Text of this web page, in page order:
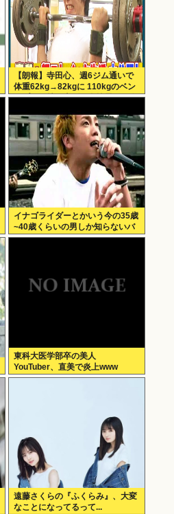
【朗報】寺田心、週6ジム通いで
体重62kg→82kgに 110kgのベン
チプレス持ち上げる姿披露（画像
イナゴライダーとかいう今の35歳
~40歳くらいの男しか知らないバ
ンドwww
東科大医学部卒の美人
YouTuber、直美で炎上www
遠藤さくらの『ふくらみ』、大変
なことになってるって...